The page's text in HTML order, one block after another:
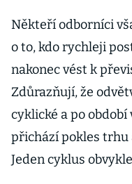
Někteří odborníci
o to, kdo rychleji
nakonec vést k
Zdůrazňují, že
cyklické a po
přichází pokles trhu
Jeden cyklus